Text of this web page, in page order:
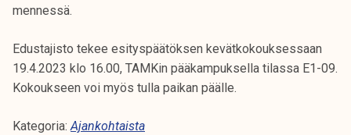
mennessä.
Edustajisto tekee esityspäätöksen kevätkokouksessaan
19.4.2023 klo 16.00, TAMKin pääkampuksella tilassa E1-09.
Kokoukseen voi myös tulla paikan päälle.
Kategoria:Ajankohtaista